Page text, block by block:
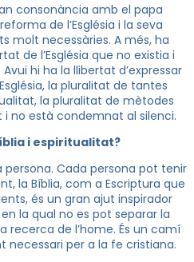
consonància amb el papa
de l’Església i la seva
molt necessàries. A més, ha
de l’Església que no existia i
hi ha la llibertat d’expressar
la pluralitat de tantes
la pluralitat de mètodes
no està condemnat al silenci.
i espiritualitat?
persona. Cada persona pot tenir
la Bíblia, com a Escriptura que
és un gran ajut inspirador
la qual no es pot separar la
recerca de l’home. És un camí
necessari per a la fe cristiana.